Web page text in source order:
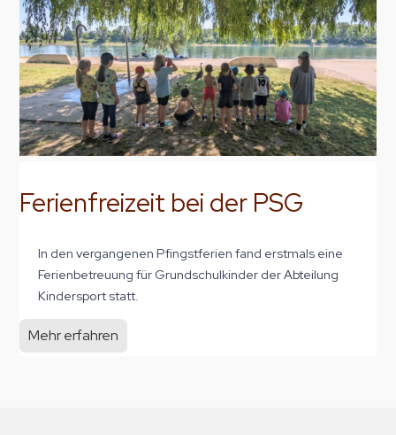
Ferienfreizeit bei der PSG
In den vergangenen Pfingstferien fand erstmals eine
Ferienbetreuung für Grundschulkinder der Abteilung
Kindersport statt.
Mehr erfahren